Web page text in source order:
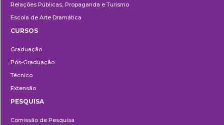
Relações Públicas, Propaganda e Turismo
Escola de Arte Dramática
CURSOS
Graduação
Pós-Graduação
Técnico
Extensão
PESQUISA
Comissão de Pesquisa